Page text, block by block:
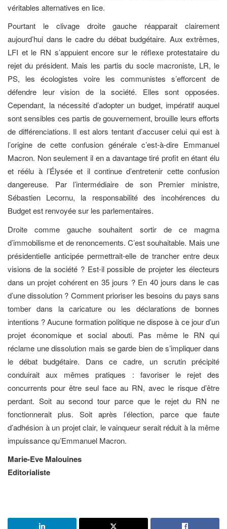
véritables alternatives en lice.
Pourtant le clivage droite gauche réapparait clairement
aujourd’hui dans le cadre du débat budgétaire. Aux extrêmes,
LFI et le RN s’appuient encore sur le réflexe protestataire du
rejet du président. Mais les partis du socle macroniste, LR, le
PS, les écologistes voire les communistes s’efforcent de
défendre leur vision de la société. Elles sont opposées.
Cependant, la nécessité d’adopter un budget, impératif auquel
sont sensibles ces partis de gouvernement, brouille leurs efforts
de différenciations. Il est alors tentant d’accuser celui qui est à
l’origine de cette confusion générale c’est-à-dire Emmanuel
Macron. Non seulement il en a davantage tiré profit en étant élu
et réélu à l’Élysée et il continue d’entretenir cette confusion
dangereuse. Par l’intermédiaire de son Premier ministre,
Sébastien Lecornu,
la responsabilité des incohérences du
Budget est renvoyée sur les parlementaires.
Droite comme gauche souhaitent sortir de ce magma
d’immobilisme et de renoncements. C’est souhaitable. Mais une
présidentielle anticipée permettrait-elle de trancher entre deux
visions de la société ? Est-il possible de projeter les électeurs
dans un projet cohérent en 35 jours ? En 40 jours dans le cas
d’une dissolution ? Comment prioriser les besoins du pays sans
tomber dans la caricature ou les déclarations de bonnes
intentions ? Aucune formation politique ne dispose à ce jour d’un
projet économique et social abouti. Pas même le RN qui
réclame une dissolution mais se garde bien de s’impliquer dans
le débat budgétaire. Dans ce cadre, un scrutin précipité
conduirait aux mêmes pratiques : favoriser le rejet des
concurrents pour être seul face au RN, avec le risque d’être
perdant. Soit au second tour parce que le rejet du RN ne
fonctionnerait plus. Soit après l’élection, parce que faute
d’adhésion à un projet clair, le vainqueur serait réduit à la même
impuissance qu’Emmanuel Macron.
Marie-Eve Malouines
Editorialiste